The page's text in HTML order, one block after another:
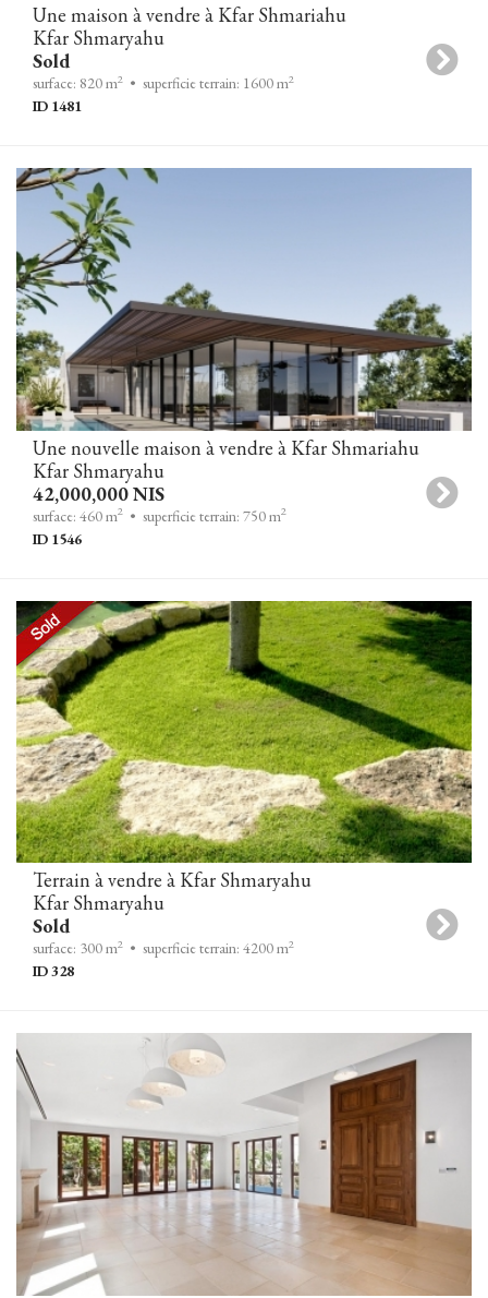
Une maison à vendre à Kfar Shmariahu
Kfar Shmaryahu
Sold
surface: 820 m2 • superficie terrain: 1600 m2
ID 1481
Une nouvelle maison à vendre à Kfar Shmariahu
Kfar Shmaryahu
42,000,000 NIS
surface: 460 m2 • superficie terrain: 750 m2
ID 1546
Terrain à vendre à Kfar Shmaryahu
Kfar Shmaryahu
Sold
surface: 300 m2 • superficie terrain: 4200 m2
ID 328